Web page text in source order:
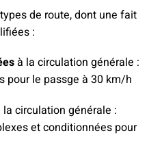
de route, dont une fait
:
à la circulation générale :
pour le passge à 30 km/h
la circulation générale :
et conditionnées pour